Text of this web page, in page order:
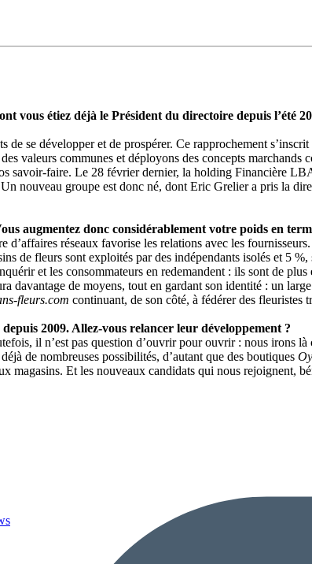
vous étiez déjà le Président du directoire depuis l’été
se développer et de prospérer. Ce rapprochement
valeurs communes et déployons des concepts
savoir-faire. Le 28 février dernier, la holding Financière
nouveau groupe est donc né, dont Eric Grelier a pris la
augmentez donc considérablement votre poids en
réseaux favorise les relations avec les
de fleurs sont exploités par des indépendants isolés et 5
et les consommateurs en redemandent : ils sont de
davantage de moyens, tout en gardant son identité : un
fleurs.com continuant, de son côté, à fédérer des fleuristes
2009. Allez-vous relancer leur développement ?
il n’est pas question d’ouvrir pour ouvrir : nous irons
de nombreuses possibilités, d’autant que des boutiques
Et les nouveaux candidats qui nous rejoignent,